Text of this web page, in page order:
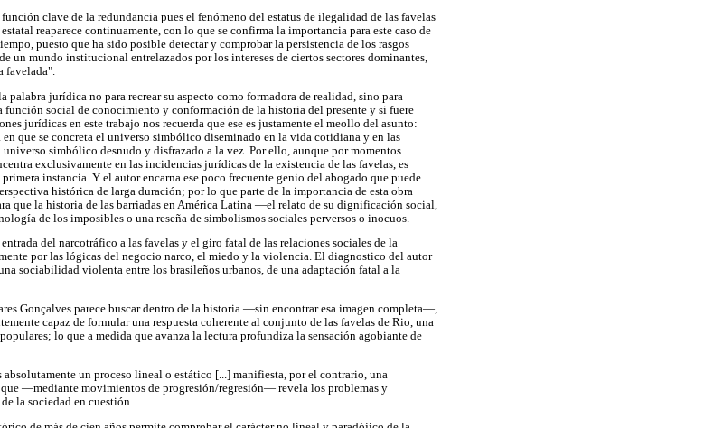
clave de la redundancia pues el fenómeno del estatus de ilegalidad de las favelas
reaparece continuamente, con lo que se confirma la importancia para este caso de
puesto que ha sido posible detectar y comprobar la persistencia de los rasgos
un mundo institucional entrelazados por los intereses de ciertos sectores dominantes,
favelada".
palabra jurídica no para recrear su aspecto como formadora de realidad, sino para
social de conocimiento y conformación de la historia del presente y si fuere
jurídicas en este trabajo nos recuerda que ese es justamente el meollo del asunto:
en que se concreta el universo simbólico diseminado en la vida cotidiana y en las
universo simbólico desnudo y disfrazado a la vez. Por ello, aunque por momentos
exclusivamente en las incidencias jurídicas de la existencia de las favelas, es
instancia. Y el autor encarna ese poco frecuente genio del abogado que puede
histórica de larga duración; por lo que parte de la importancia de esta obra
que la historia de las barriadas en América Latina —el relato de su dignificación social,
de los imposibles o una reseña de simbolismos sociales perversos o inocuos.
del narcotráfico a las favelas y el giro fatal de las relaciones sociales de la
por las lógicas del negocio narco, el miedo y la violencia. El diagnostico del autor
sociabilidad violenta entre los brasileños urbanos, de una adaptación fatal a la
Gonçalves parece buscar dentro de la historia —sin encontrar esa imagen completa—,
capaz de formular una respuesta coherente al conjunto de las favelas de Rio, una
lo que a medida que avanza la lectura profundiza la sensación agobiante de
un proceso lineal o estático [...] manifiesta, por el contrario, una
—mediante movimientos de progresión/regresión— revela los problemas y
la sociedad en cuestión.